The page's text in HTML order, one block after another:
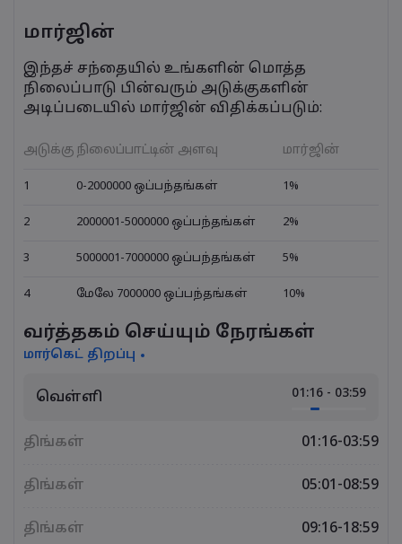
மார்ஜின்
இந்தச் சந்தையில் உங்களின் மொத்த
நிலைப்பாடு பின்வரும் அடுக்குகளின்
அடிப்படையில் மார்ஜின் விதிக்கப்படும்:
அடுக்கு நிலைப்பாட்டின் அளவு மார்ஜின்
1 0-2000000 ஒப்பந்தங்கள் 1%
2 2000001-5000000 ஒப்பந்தங்கள் 2%
3 5000001-7000000 ஒப்பந்தங்கள் 5%
4 மேலே 7000000 ஒப்பந்தங்கள் 10%
வர்த்தகம் செய்யும் நேரங்கள்
மார்கெட் திறப்பு
வெள்ளி 01:16 - 03:59
திங்கள் 01:16-03:59
திங்கள் 05:01-08:59
திங்கள் 09:16-18:59